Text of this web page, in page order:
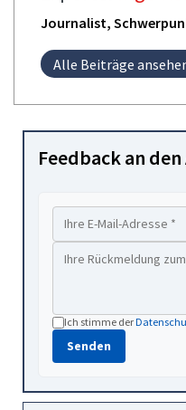
Journalist,
Alle Beiträge
Feedback an
Ich stimme der
Senden